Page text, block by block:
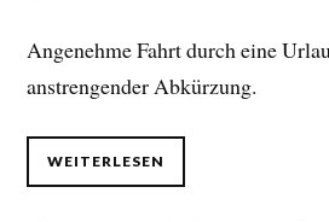
Angenehme Fahrt durch eine
anstrengender Abkürzung.
WEITERLESEN